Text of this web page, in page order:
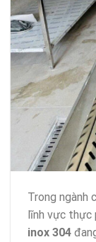
Trong ngành
lĩnh vực thực
inox 304